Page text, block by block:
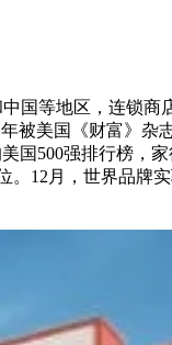
等地区，连锁商
被美国《财富》杂
国500强排行榜，
12月，世界品牌